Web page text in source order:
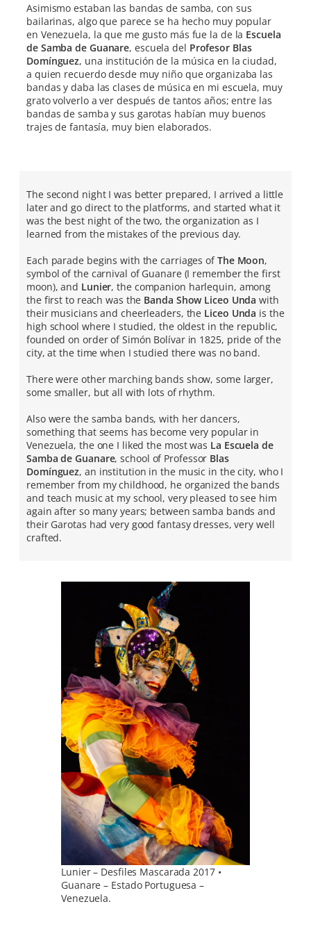
Asimismo estaban las bandas de samba, con sus
bailarinas, algo que parece se ha hecho muy popular
en Venezuela, la que me gusto más fue la de la Escuela
de Samba de Guanare, escuela del Profesor Blas
Domínguez, una institución de la música en la ciudad,
a quien recuerdo desde muy niño que organizaba las
bandas y daba las clases de música en mi escuela, muy
grato volverlo a ver después de tantos años; entre las
bandas de samba y sus garotas habían muy buenos
trajes de fantasía, muy bien elaborados.
The second night I was better prepared, I arrived a little
later and go direct to the platforms, and started what it
was the best night of the two, the organization as I
learned from the mistakes of the previous day.
Each parade begins with the carriages ofThe Moon,
symbol of the carnival of Guanare (I remember the first
moon), and Lunier, the companion harlequin, among
the first to reach was the Banda Show Liceo Unda with
their musicians and cheerleaders, the Liceo Unda is the
high school where I studied, the oldest in the republic,
founded on order of Simón Bolívar in 1825, pride of the
city, at the time when I studied there was no band.
There were other marching bands show, some larger,
some smaller, but all with lots of rhythm.
Also were the samba bands, with her dancers,
something that seems has become very popular in
Venezuela, the one I liked the most was La Escuela de
Samba de Guanare, school of Professor Blas
Domínguez, an institution in the music in the city, who I
remember from my childhood, he organized the bands
and teach music at my school, very pleased to see him
again after so many years; between samba bands and
their Garotas had very good fantasy dresses, very well
crafted.
Lunier – Desfiles Mascarada 2017 •
Guanare – Estado Portuguesa –
Venezuela.